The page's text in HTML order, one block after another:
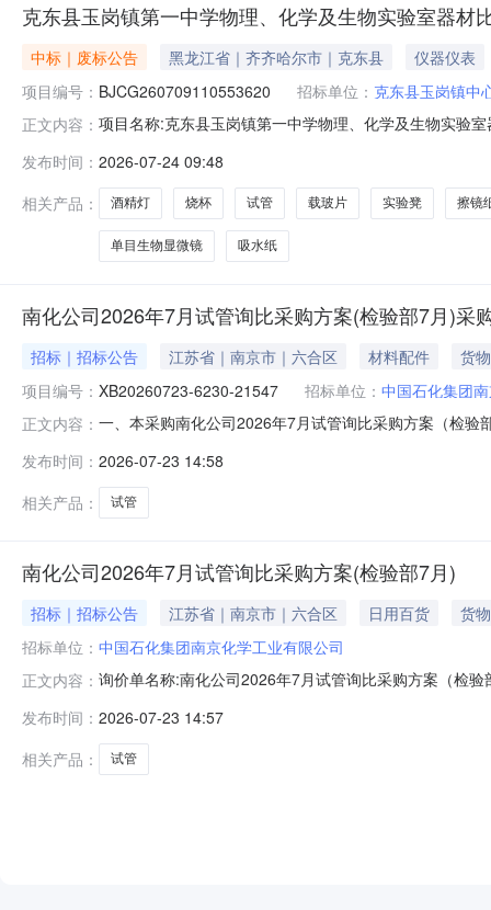
克东县玉岗镇第一中学物理、化学及生物实验室器材
中标｜废标公告 黑龙江省｜齐齐哈尔市｜克东县
仪器仪表
项目编号： BJCG260709110553620 招标单位： 克东县玉岗镇中
正文内容： 项目名称:克东县玉岗镇第一中学物理、化学及生物实验
后15个日历日到货签约时间：成交公告发布后3个工作日
发布时间： 2026-07-24 09:48
相关产品：
酒精灯 烧杯 试管 载玻片 实验凳 擦镜
单目生物显微镜 吸水纸
南化公司2026年7月试管询比采购方案(检验部7月)采
招标｜招标公告 江苏省｜南京市｜六合区 材料配件
货物
项目编号： XB20260723-6230-21547 招标单位： 中国石化集团
正文内容： 一、本采购南化公司2026年7月试管询比采购方案（检
设备项目工厂/四、供应商资格要求4.1资格要求：（1）
发布时间： 2026-07-23 14:58
相关产品：
试管
南化公司2026年7月试管询比采购方案(检验部7月)
招标｜招标公告 江苏省｜南京市｜六合区 日用百货
货物
招标单位： 中国石化集团南京化学工业有限公司
正文内容： 询价单名称:南化公司2026年7月试管询比采购方案（检
箱:yul*****@*******.com收货地址:江苏省江苏省*********1
发布时间： 2026-07-23 14:57
相关产品：
试管